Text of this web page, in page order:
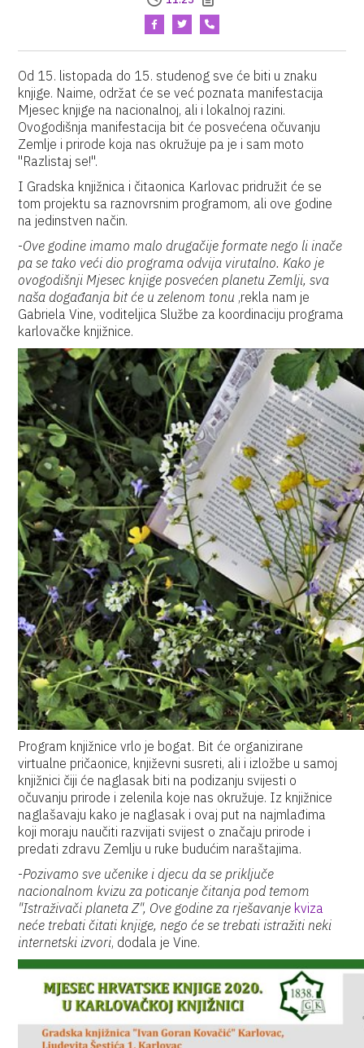
Od 15. listopada do 15. studenog sve će biti u znaku
knjige. Naime, održat će se već poznata manifestacija
Mjesec knjige na nacionalnoj, ali i lokalnoj razini.
Ovogodišnja manifestacija bit će posvećena očuvanju
Zemlje i prirode koja nas okružuje pa je i sam moto
"Razlistaj se!".
I Gradska knjižnica i čitaonica Karlovac pridružit će se
tom projektu sa raznovrsnim programom, ali ove godine
na jedinstven način.
-Ove godine imamo malo drugačije formate nego li inače
pa se tako veći dio programa odvija virutalno. Kako je
ovogodišnji Mjesec knjige posvećen planetu Zemlji, sva
naša događanja bit će u zelenom tonu ,rekla nam je
Gabriela Vine, voditeljica Službe za koordinaciju programa
karlovačke knjižnice.
Program knjižnice vrlo je bogat. Bit će organizirane
virtualne pričaonice, književni susreti, ali i izložbe u samoj
knjižnici čiji će naglasak biti na podizanju svijesti o
očuvanju prirode i zelenila koje nas okružuje. Iz knjižnice
naglašavaju kako je naglasak i ovaj put na najmlađima
koji moraju naučiti razvijati svijest o značaju prirode i
predati zdravu Zemlju u ruke budućim naraštajima.
-Pozivamo sve učenike i djecu da se priključe
nacionalnom kvizu za poticanje čitanja pod temom
"Istraživači planeta Z", Ove godine za rješavanje kviza
neće trebati čitati knjige, nego će se trebati istražiti neki
internetski izvori, dodala je Vine.